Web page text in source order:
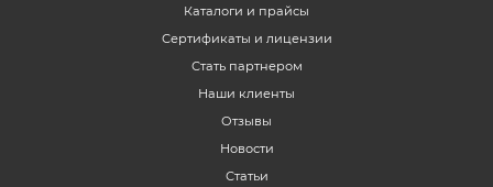
Каталоги и прайсы
Сертификаты и лицензии
Стать партнером
Наши клиенты
Отзывы
Новости
Статьи